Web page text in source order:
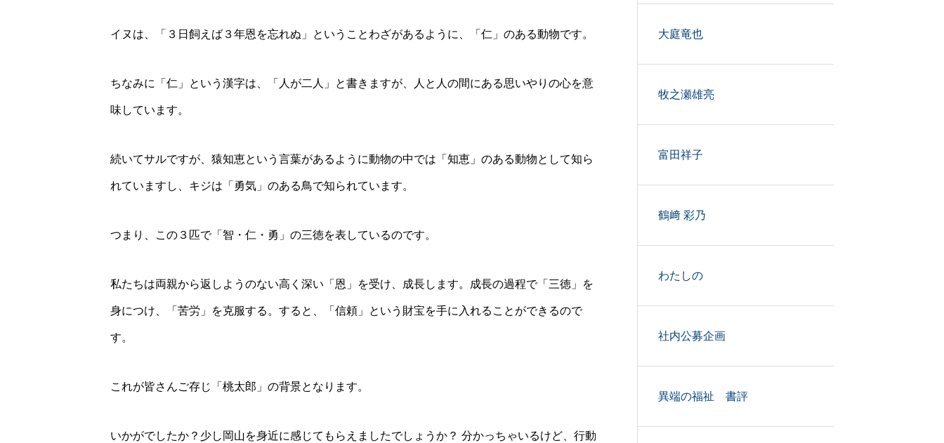
イヌは、「３日飼えば３年恩を忘れぬ」ということわざがあるように、「仁」のある動物です。
ちなみに「仁」という漢字は、「人が二人」と書きますが、人と人の間にある思いやりの心を意
味しています。
続いてサルですが、猿知恵という言葉があるように動物の中では「知恵」のある動物として知ら
れていますし、キジは「勇気」のある鳥で知られています。
つまり、この３匹で「智・仁・勇」の三徳を表しているのです。
私たちは両親から返しようのない高く深い「恩」を受け、成長します。成長の過程で「三徳」を
身につけ、「苦労」を克服する。すると、「信頼」という財宝を手に入れることができるので
す。
これが皆さんご存じ「桃太郎」の背景となります。
いかがでしたか？少し岡山を身近に感じてもらえましたでしょうか？ 分かっちゃいるけど、行動
大庭竜也
牧之瀬雄亮
富田祥子
鶴﨑 彩乃
わたしの
社内公募企画
異端の福祉 書評